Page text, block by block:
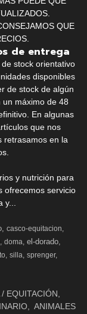
QUE
de entrega
stock orientativo
disponibles
de stock de algún
máximo de 48
En algunas
que nos
retrasamos en la
y nutrición para
ofrecemos servicio
casco-equitacion
doma el-dorado
silla sprenger
/ EQUITACIÓN
ANIMALES